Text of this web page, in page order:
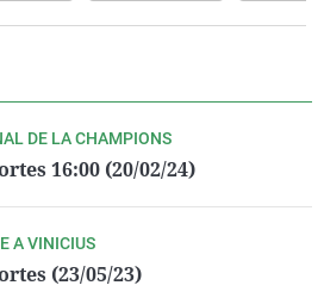
DE LA CHAMPIONS
16:00 (20/02/24)
A VINICIUS
(23/05/23)